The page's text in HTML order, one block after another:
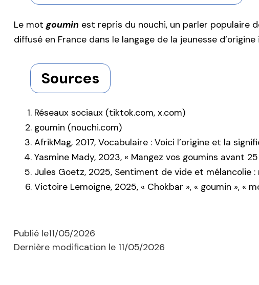
Le mot goumin est repris du nouchi, un parler populaire
diffusé en France dans le langage de la jeunesse
Sources
Réseaux sociaux (tiktok.com, x.com)
goumin (nouchi.com)
AfrikMag, 2017, Vocabulaire : Voici l’origine et la
Yasmine Mady, 2023, « Mangez vos goumins avant
Jules Goetz, 2025, Sentiment de vide et mélancolie
Victoire Lemoigne, 2025, « Chokbar », « goumin »,
Publié le11/05/2026
Dernière modification le 11/05/2026